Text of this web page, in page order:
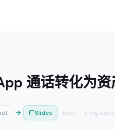
通话转化为资
Slides Email Infographic